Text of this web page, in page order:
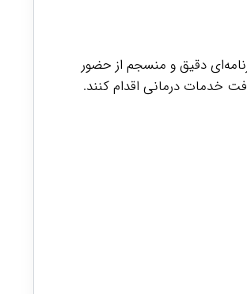
دقیق و منسجم از حضور
خدمات درمانی اقدام کنند.